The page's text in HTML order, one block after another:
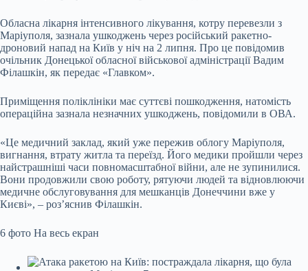
Обласна лікарня інтенсивного лікування, котру перевезли з
Маріуполя, зазнала ушкоджень через російський ракетно-
дроновий напад на Київ у ніч на 2 липня. Про це повідомив
очільник Донецької обласної військової адміністрації Вадим
Філашкін, як передає «Главком».
Приміщення поліклініки має суттєві пошкодження, натомість
операційна зазнала незначних ушкоджень, повідомили в ОВА.
«Це медичний заклад, який уже пережив облогу Маріуполя,
вигнання, втрату житла та переїзд. Його медики пройшли через
найстрашніші часи повномасштабної війни, але не зупинилися.
Вони продовжили свою роботу, рятуючи людей та відновлюючи
медичне обслуговування для мешканців Донеччини вже у
Києві», – роз’яснив Філашкін.
6 фото На весь екран